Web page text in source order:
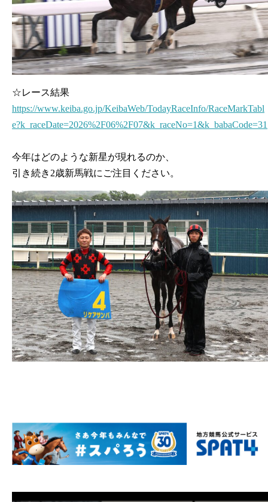
☆レース結果
https://www.keiba.go.jp/KeibaWeb/TodayRaceInfo/RaceMarkTabl
e?k_raceDate=2026%2F06%2F07&k_raceNo=1&k_babaCode=31
今年はどのような新星が現れるのか、
引き続き2歳新馬戦にご注目ください。